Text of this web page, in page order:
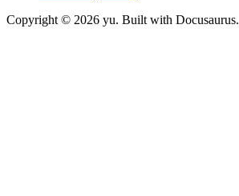
Copyright © 2026 yu. Built with Docusaurus.